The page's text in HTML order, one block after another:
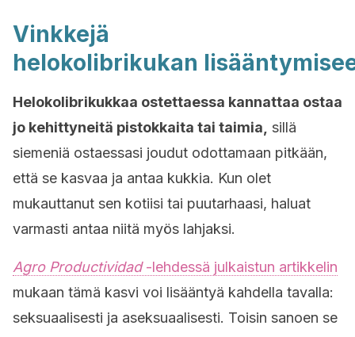
Vinkkejä
helokolibrikukan
Helokolibrikukkaa ostettaessa kannattaa ostaa
jo kehittyneitä pistokkaita tai taimia, sillä
siemeniä ostaessasi joudut odottamaan pitkään,
että se kasvaa ja antaa kukkia. Kun olet
mukauttanut sen kotiisi tai puutarhaasi, haluat
varmasti antaa niitä myös lahjaksi.
Agro Productividad-lehdessä julkaistun artikkelin
mukaan tämä kasvi voi lisääntyä kahdella tavalla:
seksuaalisesti ja aseksuaalisesti. Toisin sanoen se